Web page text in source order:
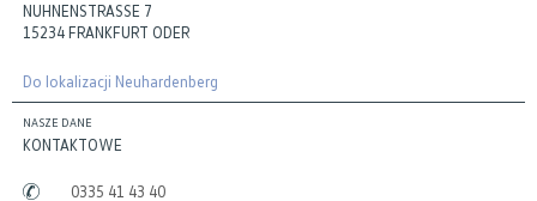
NUHNENSTRASSE 7
15234 FRANKFURT ODER
Do lokalizacji Neuhardenberg
NASZE DANE
KONTAKTOWE
0335 41 43 40